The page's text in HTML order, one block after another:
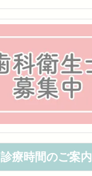
診療時間のご案内